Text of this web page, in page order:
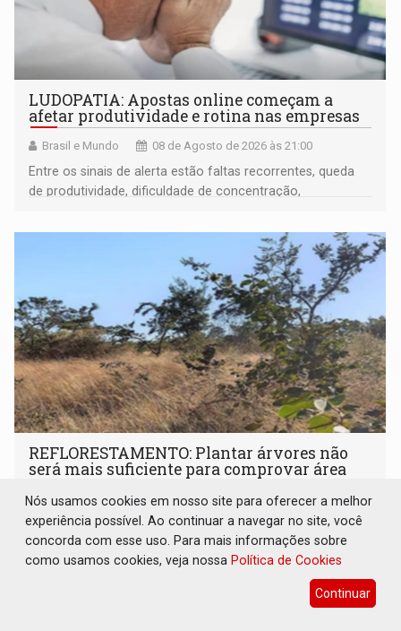
LUDOPATIA: Apostas online começam a
afetar produtividade e rotina nas empresas
Brasil e Mundo 08 de Agosto de 2026 às 21:00
Entre os sinais de alerta estão faltas recorrentes, queda
de produtividade, dificuldade de concentração,
REFLORESTAMENTO: Plantar árvores não
será mais suficiente para comprovar área
Brasil e Mundo 08 de Agosto de 2026 às 20:00
O modelo analisa os resultados ecológicos observados
diretamente no campo
Nós usamos cookies em nosso site para oferecer a melhor
experiência possível. Ao continuar a navegar no site, você
concorda com esse uso. Para mais informações sobre
como usamos cookies, veja nossa Política de Cookies
Continuar